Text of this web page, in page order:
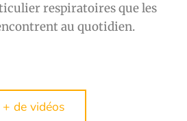
respiratoires que les
au quotidien.
+ de vidéos